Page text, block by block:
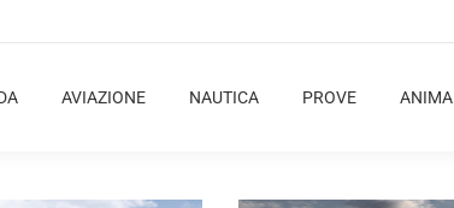
AVIAZIONE NAUTICA PROVE ANIMA